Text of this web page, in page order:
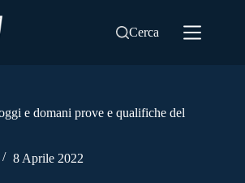
Cerca
e domani prove e qualifiche del
8 Aprile 2022